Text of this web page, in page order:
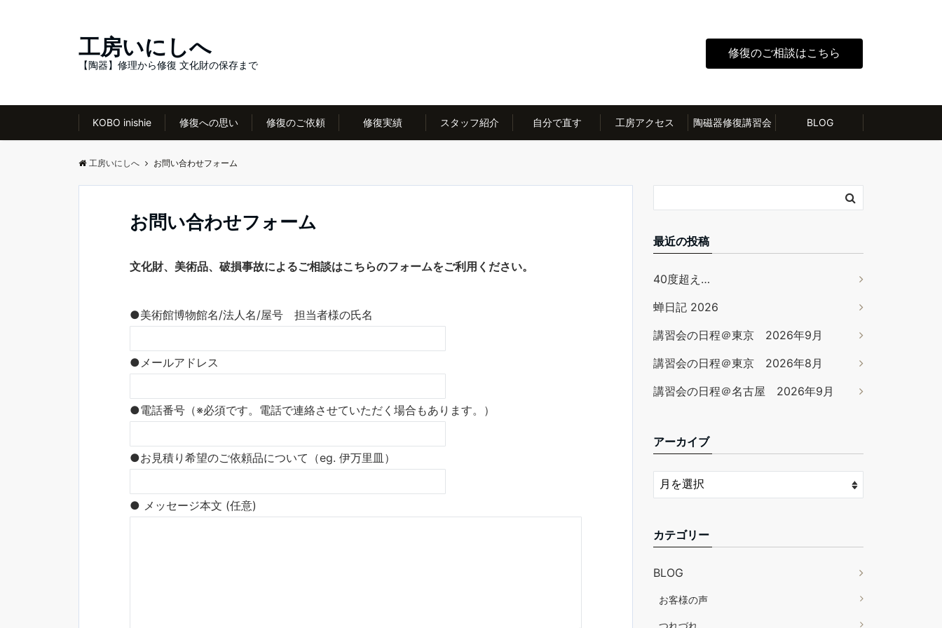
工房いにしへ
【陶器】修理から修復 文化財の保存まで
修復のご相談はこちら
KOBO inishie 修復への思い 修復のご依頼 修復実績 スタッフ紹介 自分で直す 工房アクセス 陶磁器修復講習会 BLOG
工房いにしへ お問い合わせフォーム
お問い合わせフォーム
文化財、美術品、破損事故によるご相談はこちらのフォームをご利用ください。
●美術館博物館名/法人名/屋号 担当者様の氏名
●メールアドレス
●電話番号（※必須です。電話で連絡させていただく場合もあります。）
●お見積り希望のご依頼品について（eg. 伊万里皿）
● メッセージ本文 (任意)
最近の投稿
40度超え…
蝉日記 2026
講習会の日程＠東京 2026年9月
講習会の日程＠東京 2026年8月
講習会の日程＠名古屋 2026年9月
アーカイブ
カテゴリー
BLOG
お客様の声
つれづれ